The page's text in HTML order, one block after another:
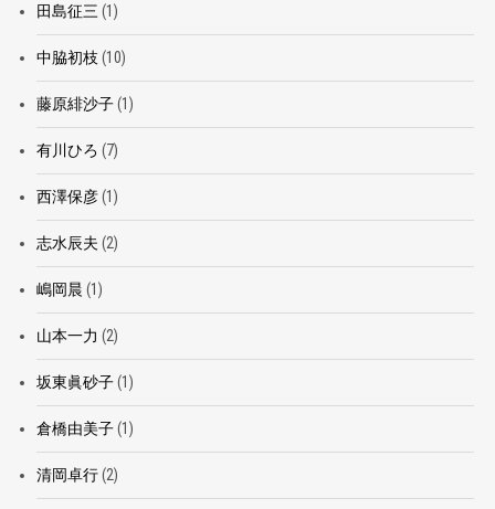
田島征三 (1)
中脇初枝 (10)
藤原緋沙子(1)
有川ひろ (7)
西澤保彦(1)
志水辰夫 (2)
嶋岡晨 (1)
山本一力 (2)
坂東眞砂子(1)
倉橋由美子(1)
清岡卓行(2)